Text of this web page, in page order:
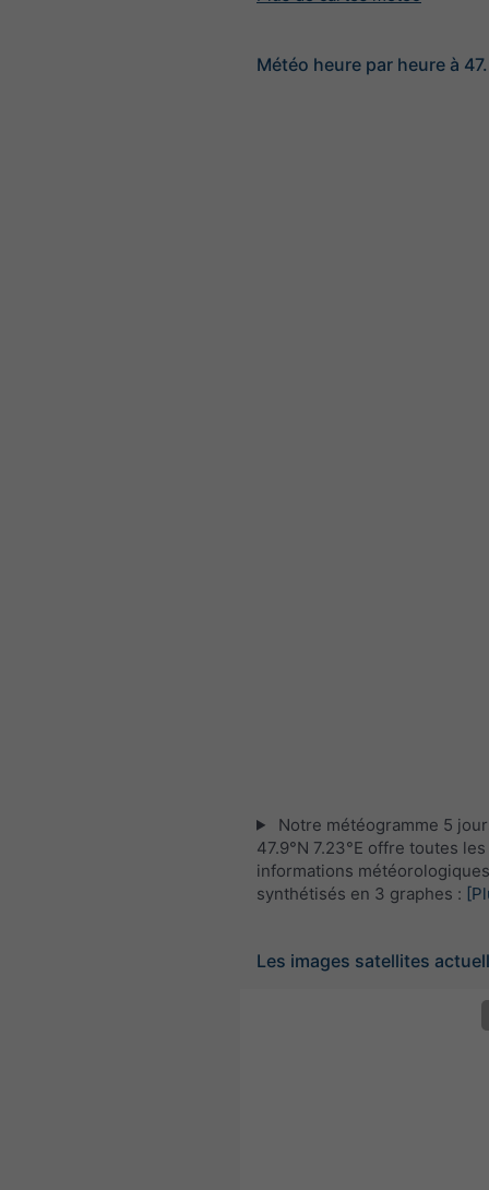
Météo heure par heure à
Notre météogramme 5
47.9°N 7.23°E offre toutes les
informations météorologiques
synthétisés en 3 graphes :
Les images satellites